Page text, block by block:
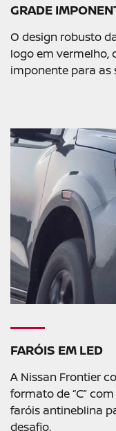
GRADE
O design robusto
logo em vermelho,
imponente para as
FARÓIS EM LED
A Nissan Frontier
formato de “C”
faróis antineblina
desafio.